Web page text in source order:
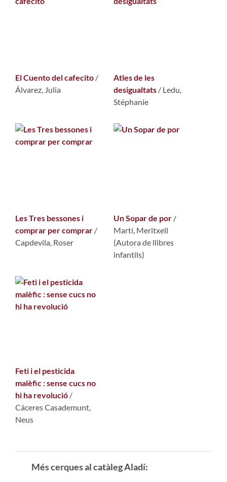
El Cuento del cafecito /
Álvarez, Julia
Atles de les
desigualtats / Ledu,
Stéphanie
Les Tres bessones i
comprar per comprar /
Capdevila, Roser
Un Sopar de por /
Martí, Meritxell
(Autora de llibres
infantils)
Feti i el pesticida
malèfic : sense cucs no
hi ha revolució /
Cáceres Casademunt,
Neus
Més cerques al catàleg Aladí: